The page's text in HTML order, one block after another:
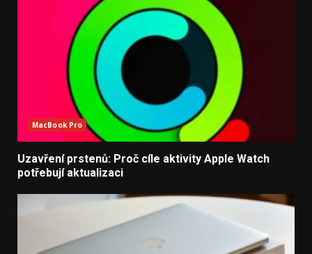
MacBook Pro
Uzavření prstenů: Proč cíle aktivity Apple Watch
potřebují aktualizaci